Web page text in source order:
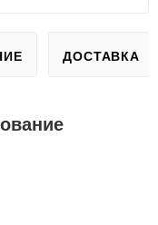
ДОСТАВКА